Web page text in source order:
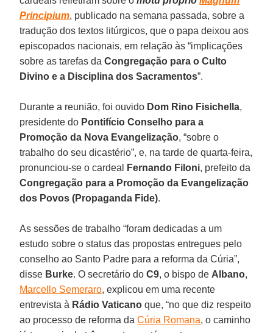
Principium, publicado na semana passada, sobre a
tradução dos textos litúrgicos, que o papa deixou aos
episcopados nacionais, em relação às “implicações
sobre as tarefas daCongregação para o Culto
Divino e a Disciplina dos Sacramentos”.
Durante a reunião, foi ouvido Dom Rino Fisichella,
presidente do Pontifício Conselho para a
Promoção da Nova Evangelização, “sobre o
trabalho do seu dicastério”, e, na tarde de quarta-feira,
pronunciou-se o cardeal
Fernando Filoni, prefeito da
Congregação para a Promoção da Evangelização
dos Povos (Propaganda Fide).
As sessões de trabalho “foram dedicadas a um
estudo sobre o status das propostas entregues pelo
conselho ao Santo Padre para a reforma da Cúria”,
disse Burke. O secretário doC9, o bispo de Albano,
Marcello Semeraro, explicou em uma recente
entrevista à Rádio Vaticano que, “no que diz respeito
ao processo de reforma daCúria Romana, o caminho